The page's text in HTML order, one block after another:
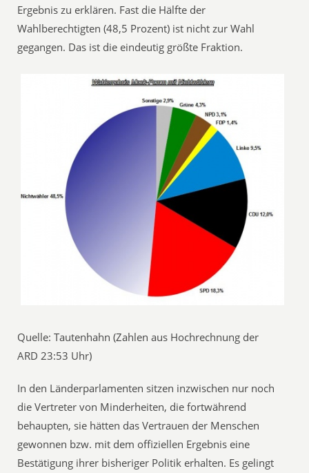
Ergebnis zu erklären. Fast die Hälfte der
Wahlberechtigten (48,5 Prozent) ist nicht zur Wahl
gegangen. Das ist die eindeutig größte Fraktion.
Quelle: Tautenhahn (Zahlen aus Hochrechnung der
ARD 23:53 Uhr)
In den Länderparlamenten sitzen inzwischen nur noch
die Vertreter von Minderheiten, die fortwährend
behaupten, sie hätten das Vertrauen der Menschen
gewonnen bzw. mit dem offiziellen Ergebnis eine
Bestätigung ihrer bisheriger Politik erhalten. Es gelingt